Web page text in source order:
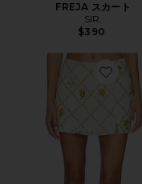
FREJA スカート
SIR.
$390
Favorite